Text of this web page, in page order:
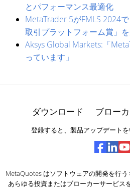
とパフォーマンス最適化
MetaTrader 5がFMLS 2024
取引プラットフォーム賞」
Aksys Global Markets:「
っています」
ダウンロード ブロー
登録すると、製品アップデート
MetaQuotes はソフトウェアの開発を行
あらゆる投資またはブローカーサービス